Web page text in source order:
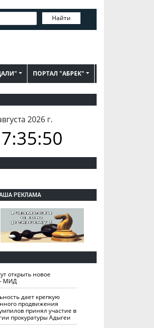
Найти
ПОРТАЛ "АБРЕК"
2026 г.
РЕКЛАМА
открыть новое
МИД
дает крепкую
продвижения
принял участие в
прокуратуры Адыгеи